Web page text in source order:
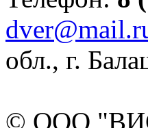
обл., г.
© ООО